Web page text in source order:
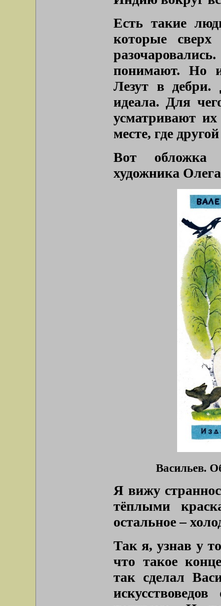
Есть такие
которые сверх
понимают. Но
Лезут в дебри.
идеала. Для
усматривают
месте, где
Вот обложка
художника
Васильев.
Я вижу
тёплыми
остальное –
Так я, узнав у
что такое
так сделал